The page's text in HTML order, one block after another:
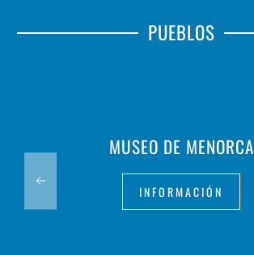
PUEBLOS
MUSEO DE MENORCA
INFORMACIÓN